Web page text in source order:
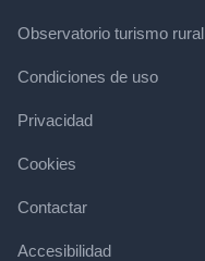
Observatorio turismo rural
Condiciones de uso
Privacidad
Cookies
Contactar
Accesibilidad